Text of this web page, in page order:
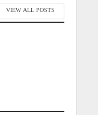
VIEW ALL POSTS